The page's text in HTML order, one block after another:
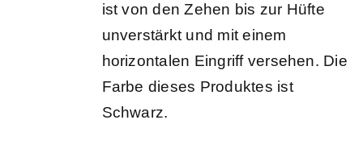
ist von den Zehen bis zur Hüfte
unverstärkt und mit einem
horizontalen Eingriff versehen. Die
Farbe dieses Produktes ist
Schwarz.